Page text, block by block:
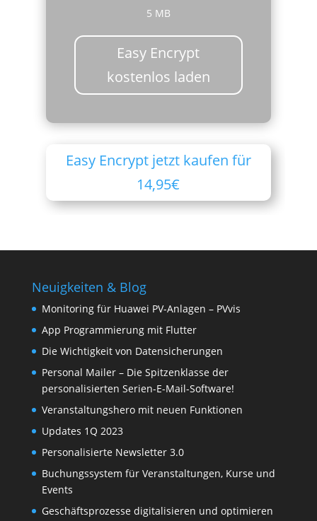
5 MB
Easy Encrypt
kostenlos laden
Easy Encrypt jetzt kaufen für
14,95€
Neuigkeiten & Blog
Monitoring für Huawei PV-Anlagen – PVvis
App Programmierung mit Flutter
Die Wichtigkeit von Datensicherungen
Personal Mailer – Die Spitzenklasse der
personalisierten Serien-E-Mail-Software!
Veranstaltungshero mit neuen Funktionen
Updates 1Q 2023
Personalisierte Newsletter 3.0
Buchungssystem für Veranstaltungen, Kurse und
Events
Geschäftsprozesse digitalisieren und optimieren